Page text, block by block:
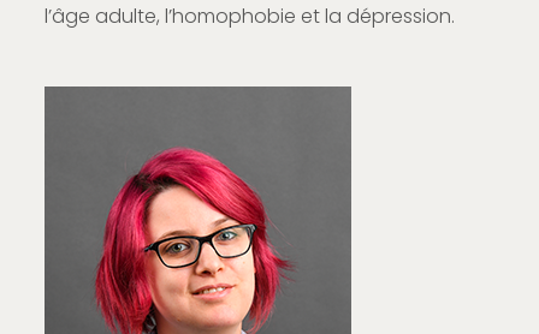
l’âge adulte, l’homophobie et la dépression.